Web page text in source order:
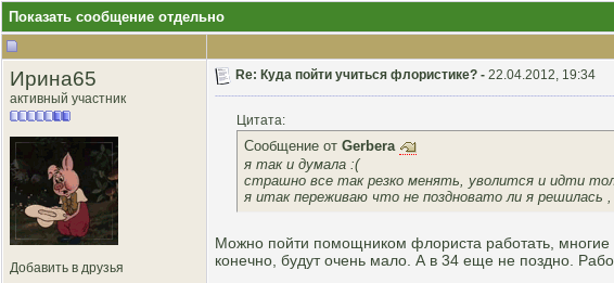
Показать сообщение отдельно
Ирина65
активный участник
Добавить в друзья
Re: Куда пойти учиться флористике? - 22.04.2012, 19:34
Цитата:
Сообщение от Gerbera
я так и думала :(
страшно все так резко менять, уволится и идти
я итак переживаю что не поздновато ли я решилась
Можно пойти помощником флориста работать, многие
конечно, будут очень мало. А в 34 еще не поздно.